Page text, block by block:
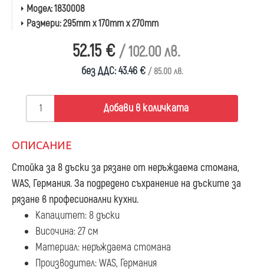
52.15 € / 102.00 лв.
без ДДС: 43.46 € / 85.00 лв.
Модел:1830008
Размери:295mm x 170mm x 270mm
Добави в количката
ОПИСАНИЕ
Стойка за 8 дъски за рязанеот неръждаема стомана,
WAS, Германия. За подредено съхранение на дъските за
рязане в професионални кухни.
Капацитет: 8 дъски
Височина: 27 см
Материал: неръждаема стомана
Производител: WAS, Германия